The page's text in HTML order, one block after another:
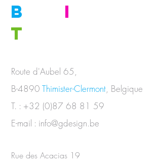
B I
T
Route d'Aubel 65,
B-4890 Thimister-Clermont, Belgique
T. : +32 (0)87 68 81 59
E-mail : info@gdesign.be
Rue des Acacias 19